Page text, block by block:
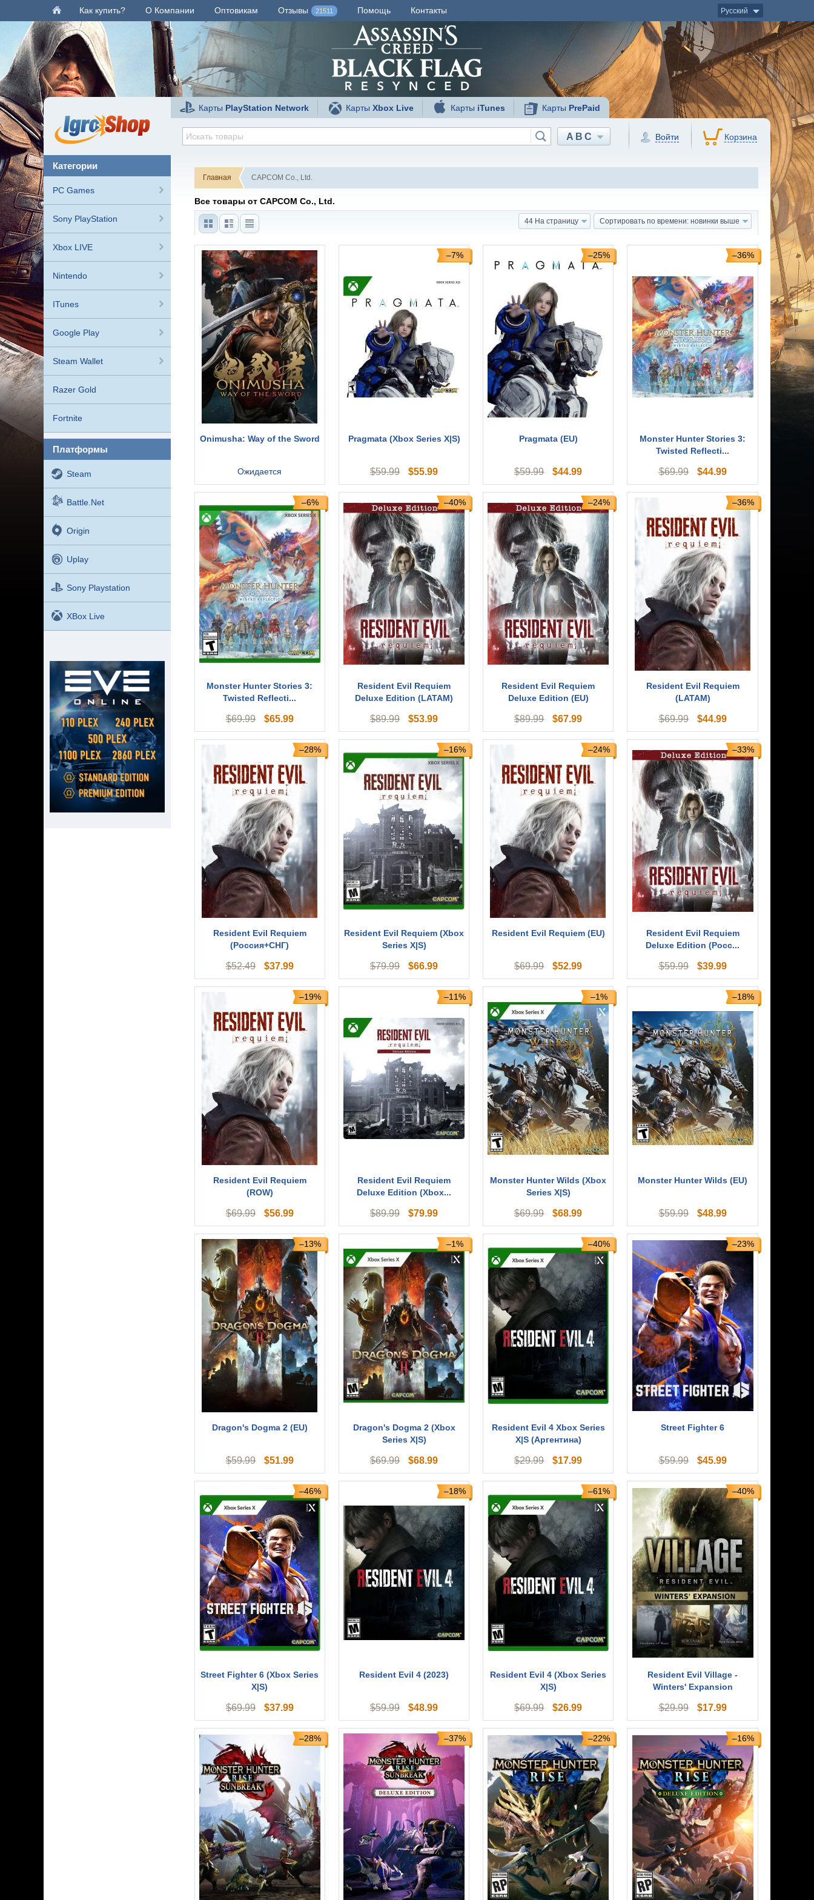
Как купить? О Компании Оптовикам Отзывы 21511 Помощь Контакты Русский
Карты PlayStation Network КартыXbox Live Карты iTunes Карты PrePaid
ABC Войти Корзина
категории
PC Games
Sony PlayStation
Xbox LIVE
Nintendo
ITunes
Google Play
Steam Wallet
Razer Gold
Fortnite
платформы
Steam
Battle.net
Origin
Uplay
Sony Playstation
XBox Live
Главная CAPCOM Co., Ltd.
Все товары от CAPCOM Co., Ltd.
Сортировать по времени: новинки выше
44 На страницу
Onimusha: Way of the Sword
Ожидается
–7%
Pragmata (Xbox Series X|S)
$59.99 $55.99
–25%
Pragmata (EU)
$59.99 $44.99
–36%
Monster Hunter Stories 3:
Twisted Reflecti...
$69.99 $44.99
–6%
Monster Hunter Stories 3:
Twisted Reflecti...
$69.99 $65.99
–40%
Resident Evil Requiem
Deluxe Edition (LATAM)
$89.99 $53.99
–24%
Resident Evil Requiem
Deluxe Edition (EU)
$89.99 $67.99
–36%
Resident Evil Requiem
(LATAM)
$69.99 $44.99
–28%
Resident Evil Requiem
(Россия+СНГ)
$52.49 $37.99
–16%
Resident Evil Requiem (Xbox
Series X|S)
$79.99 $66.99
–24%
Resident Evil Requiem (EU)
$69.99 $52.99
–33%
Resident Evil Requiem
Deluxe Edition (Росс...
$59.99 $39.99
–19%
Resident Evil Requiem
(ROW)
$69.99 $56.99
–11%
Resident Evil Requiem
Deluxe Edition (Xbox...
$89.99 $79.99
–1%
Monster Hunter Wilds (Xbox
Series X|S)
$69.99 $68.99
–18%
Monster Hunter Wilds (EU)
$59.99 $48.99
–13%
Dragon's Dogma 2 (EU)
$59.99 $51.99
–1%
Dragon's Dogma 2 (Xbox
Series X|S)
$69.99 $68.99
–40%
Resident Evil 4 Xbox Series
X|S (Аргентина)
$29.99 $17.99
–23%
Street Fighter 6
$59.99 $45.99
–46%
Street Fighter 6 (Xbox Series
X|S)
$69.99 $37.99
–18%
Resident Evil 4 (2023)
$59.99 $48.99
–61%
Resident Evil 4 (Xbox Series
X|S)
$69.99 $26.99
–40%
Resident Evil Village -
Winters' Expansion
$29.99 $17.99
–28% –37% –22% –16%